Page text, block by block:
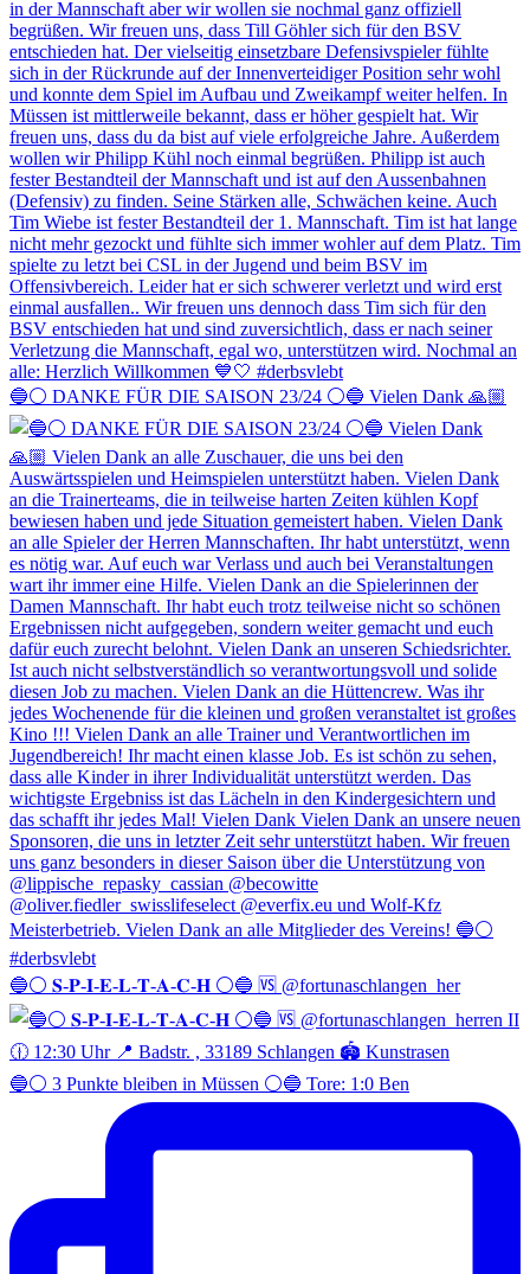
🔵⚪️ DANKE FÜR DIE SAISON 23/24 ⚪️🔵 Vielen Dank 🙏🏼
🔵⚪️ 𝐒-𝐏-𝐈-𝐄-𝐋-𝐓-𝐀-𝐂-𝐇 ⚪️🔵 🆚 @fortunaschlangen_her
🔵⚪️ 3 Punkte bleiben in Müssen ⚪️🔵 Tore: 1:0 Ben